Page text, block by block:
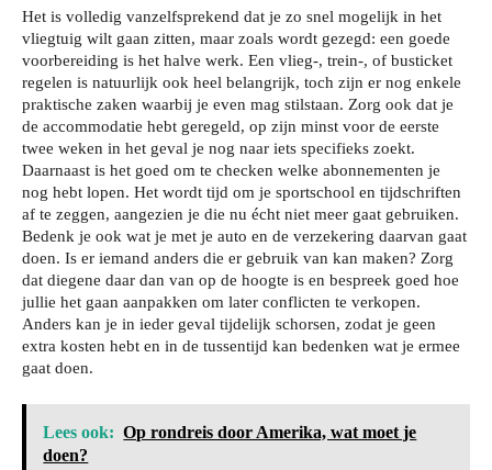
Het is volledig vanzelfsprekend dat je zo snel mogelijk in het
vliegtuig wilt gaan zitten, maar zoals wordt gezegd: een goede
voorbereiding is het halve werk. Een vlieg-, trein-, of busticket
regelen is natuurlijk ook heel belangrijk, toch zijn er nog enkele
praktische zaken waarbij je even mag stilstaan. Zorg ook dat je
de accommodatie hebt geregeld, op zijn minst voor de eerste
twee weken in het geval je nog naar iets specifieks zoekt.
Daarnaast is het goed om te checken welke abonnementen je
nog hebt lopen. Het wordt tijd om je sportschool en tijdschriften
af te zeggen, aangezien je die nu écht niet meer gaat gebruiken.
Bedenk je ook wat je met je auto en de verzekering daarvan gaat
doen. Is er iemand anders die er gebruik van kan maken? Zorg
dat diegene daar dan van op de hoogte is en bespreek goed hoe
jullie het gaan aanpakken om later conflicten te verkopen.
Anders kan je in ieder geval tijdelijk schorsen, zodat je geen
extra kosten hebt en in de tussentijd kan bedenken wat je ermee
gaat doen.
Lees ook: Op rondreis door Amerika, wat moet je
doen?